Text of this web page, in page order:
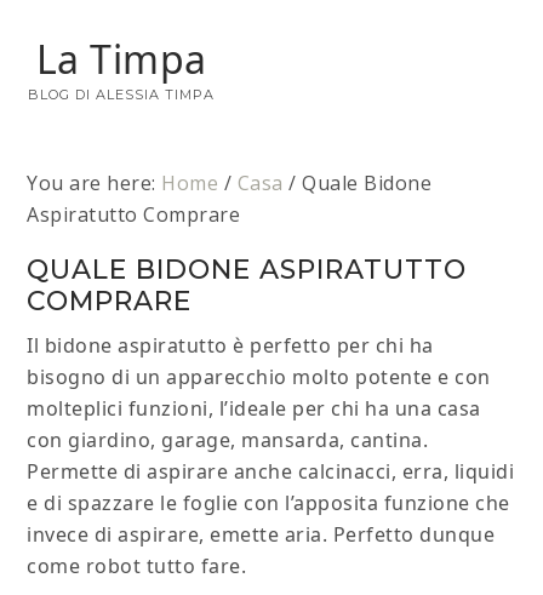
La Timpa
BLOG DI ALESSIA TIMPA
You are here: Home / Casa / Quale Bidone
Aspiratutto Comprare
QUALE BIDONE ASPIRATUTTO
COMPRARE
Il bidone aspiratutto è perfetto per chi ha
bisogno di un apparecchio molto potente e con
molteplici funzioni, l’ideale per chi ha una casa
con giardino, garage, mansarda, cantina.
Permette di aspirare anche calcinacci, erra, liquidi
e di spazzare le foglie con l’apposita funzione che
invece di aspirare, emette aria. Perfetto dunque
come robot tutto fare.